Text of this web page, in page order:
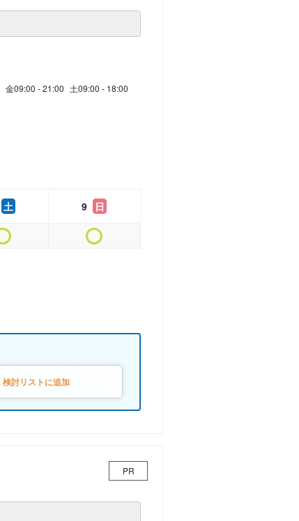
金09:00 - 21:00 土09:00 - 18:00
土 9 日
検討リストに追加
PR